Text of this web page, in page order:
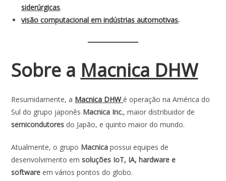
siderúrgicas.
visão computacional em indústrias automotivas.
Sobre a Macnica DHW
Resumidamente, a Macnica DHW é operação na América do
Sul do grupo japonês Macnica Inc., maior distribuidor de
semicondutores do Japão, e quinto maior do mundo.
Atualmente, o grupo Macnica possui equipes de
desenvolvimento emsoluções IoT, IA, hardware e
software em vários pontos do globo.